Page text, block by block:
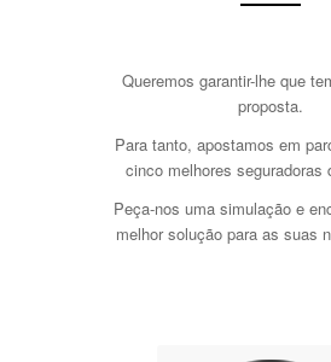
Queremos garantir-lhe que
proposta.
Para tanto, apostamos em
cinco melhores seguradoras
Peça-nos uma simulação e
melhor solução para as suas